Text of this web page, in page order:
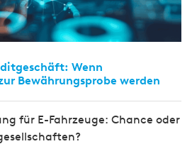
Wenn
Bewährungsprobe werden
für E-Fahrzeuge: Chance oder